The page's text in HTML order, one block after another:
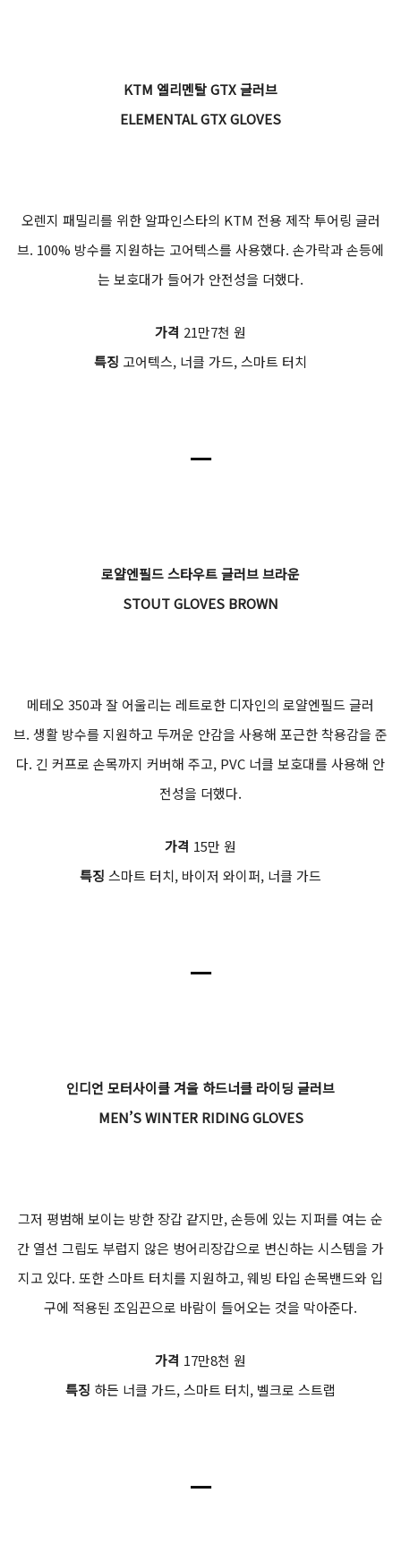
KTM 엘리멘탈 GTX 글러브
ELEMENTAL GTX GLOVES
오렌지 패밀리를 위한 알파인스타의 KTM 전용 제작 투어링 글러
브. 100% 방수를 지원하는 고어텍스를 사용했다. 손가락과 손등에
는 보호대가 들어가 안전성을 더했다.
가격 21만7천 원
특징 고어텍스, 너클 가드, 스마트 터치
ㅡ
로얄엔필드 스타우트 글러브 브라운
STOUT GLOVES BROWN
메테오 350과 잘 어울리는 레트로한 디자인의 로얄엔필드 글러
브. 생활 방수를 지원하고 두꺼운 안감을 사용해 포근한 착용감을 준
다. 긴 커프로 손목까지 커버해 주고, PVC 너클 보호대를 사용해 안
전성을 더했다.
가격 15만 원
특징 스마트 터치, 바이저 와이퍼, 너클 가드
ㅡ
인디언 모터사이클 겨울 하드너클 라이딩 글러브
MEN’S WINTER RIDING GLOVES
그저 평범해 보이는 방한 장갑 같지만, 손등에 있는 지퍼를 여는 순
간 열선 그립도 부럽지 않은 벙어리장갑으로 변신하는 시스템을 가
지고 있다. 또한 스마트 터치를 지원하고, 웨빙 타입 손목밴드와 입
구에 적용된 조임끈으로 바람이 들어오는 것을 막아준다.
가격 17만8천 원
특징 하든 너클 가드, 스마트 터치, 벨크로 스트랩
ㅡ